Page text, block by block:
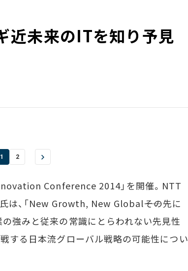
近未来のITを知り予見
1 2
Conference 2014」を開催。NTT
、「New Growth, New Global――その先に
強みと従来の常識にとらわれない先見性
する日本流グローバル戦略の可能性につい